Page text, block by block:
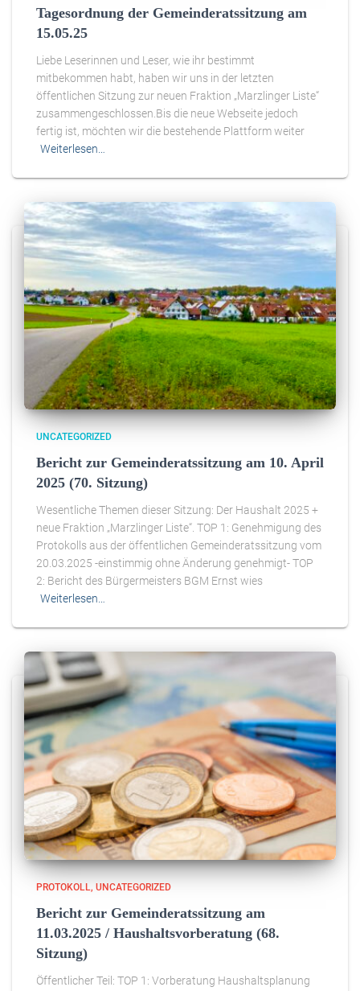
Tagesordnung der Gemeinderatssitzung am
15.05.25
Liebe Leserinnen und Leser, wie ihr bestimmt
mitbekommen habt, haben wir uns in der letzten
öffentlichen Sitzung zur neuen Fraktion „Marzlinger Liste“
zusammengeschlossen.Bis die neue Webseite jedoch
fertig ist, möchten wir die bestehende Plattform weiter
Weiterlesen…
UNCATEGORIZED
Bericht zur Gemeinderatssitzung am 10. April
2025 (70. Sitzung)
Wesentliche Themen dieser Sitzung: Der Haushalt 2025 +
neue Fraktion „Marzlinger Liste“. TOP 1: Genehmigung des
Protokolls aus der öffentlichen Gemeinderatssitzung vom
20.03.2025 -einstimmig ohne Änderung genehmigt- TOP
2: Bericht des Bürgermeisters BGM Ernst wies
Weiterlesen…
PROTOKOLL UNCATEGORIZED
Bericht zur Gemeinderatssitzung am
11.03.2025 / Haushaltsvorberatung (68.
Sitzung)
Öffentlicher Teil: TOP 1: Vorberatung Haushaltsplanung